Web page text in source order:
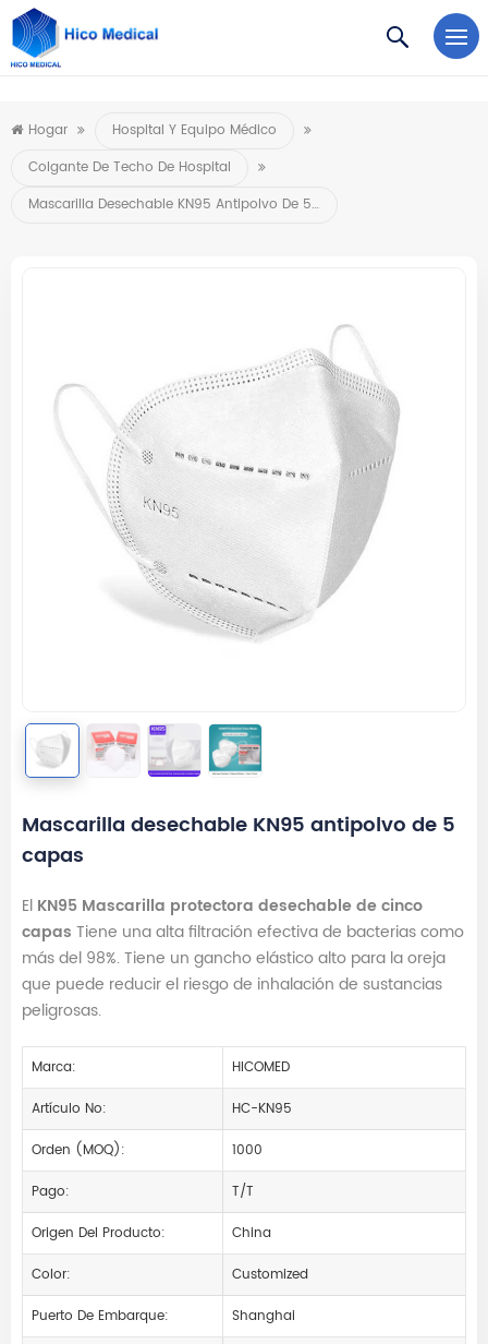
https://www.microsoft.com/en-us/microsoft-teams/log-in
Hogar
Hospital Y Equipo Médico
Colgante De Techo De Hospital
Mascarilla Desechable KN95 Antipolvo De 5 Capas
Mascarilla desechable KN95 antipolvo de 5
capas
El KN95 Mascarilla protectora desechable de cinco
capas Tiene una alta filtración efectiva de bacterias como
más del 98%. Tiene un gancho elástico alto para la oreja
que puede reducir el riesgo de inhalación de sustancias
peligrosas.
Marca:
HICOMED
Artículo No:
HC-KN95
Orden (MOQ):
1000
Pago:
T/T
Origen Del Producto:
China
Color:
Customized
Puerto De Embarque:
Shanghai